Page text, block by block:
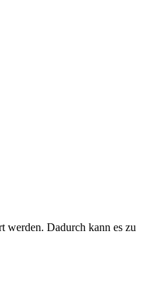
werden. Dadurch kann es zu